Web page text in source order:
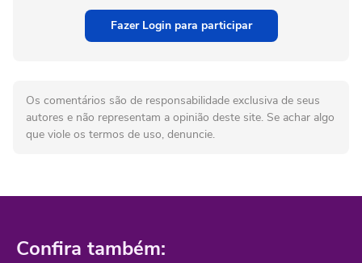
Fazer Login para participar
Os comentários são de responsabilidade exclusiva de seus
autores e não representam a opinião deste site. Se achar algo
que viole os termos de uso, denuncie.
Confira também: